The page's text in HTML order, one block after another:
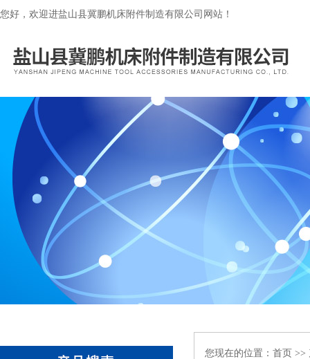
您好，欢迎进盐山县冀鹏机床附件制造有限公司网站！
您现在的位置： 首页 >>